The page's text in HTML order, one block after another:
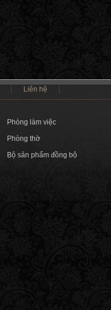
Liên hệ
Phòng làm việc
Phòng thờ
Bộ sản phẩm đồng bộ